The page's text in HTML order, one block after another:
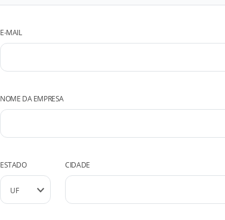
E-MAIL
NOME DA EMPRESA
ESTADO CIDADE